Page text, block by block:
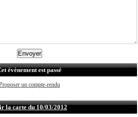
évènement est passé
un compte-rendu
la carte du 10/03/2012